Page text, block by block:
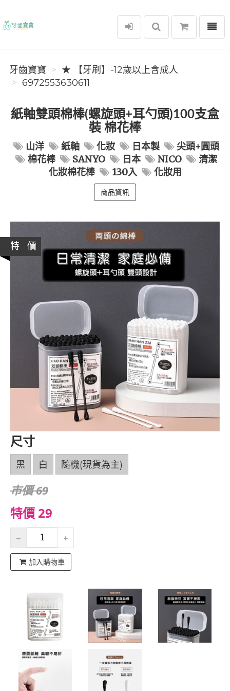
牙齒寶寶
選單
牙齒寶寶
★ 【牙刷】-12歲以上含成人
6972553630611
紙軸雙頭棉棒(螺旋頭+耳勺頭)100支盒
裝 棉花棒
山洋 紙軸 化妝 日本製
尖頭+圓頭
棉花棒
SANYO 日本 NICO
清潔
化妝棉花棒
130入 化妝用
商品資訊
特 價
尺寸
黑 白 隨機(現貨為主)
市價 69
特價 29
加入購物車